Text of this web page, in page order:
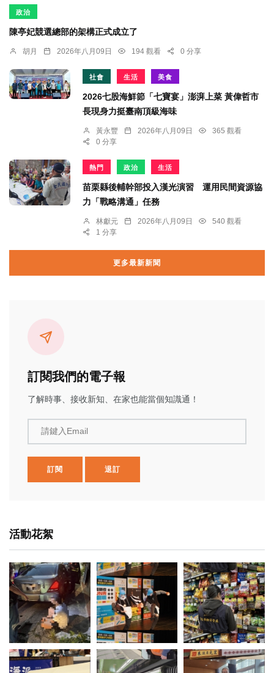
政治
陳亭妃競選總部的架構正式成立了
胡月 2026年八月09日 194 觀看 0 分享
社會 生活 美食
2026七股海鮮節「七寶宴」澎湃上菜 黃偉哲市
長現身力挺臺南頂級海味
黃永豐 2026年八月09日
365 觀看
0 分享
熱門 政治 生活
苗栗縣後輔幹部投入漢光演習 運用民間資源協
力「戰略溝通」任務
林獻元 2026年八月09日
540 觀看
1 分享
更多最新新聞
訂閱我們的電子報
了解時事、接收新知、在家也能當個知識通！
請鍵入Email
訂閱 退訂
活動花絮